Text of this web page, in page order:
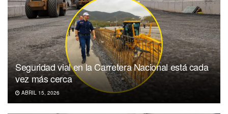
Seguridad vial en la Carretera Nacional está cada
vez más cerca
ABRIL 15, 2026